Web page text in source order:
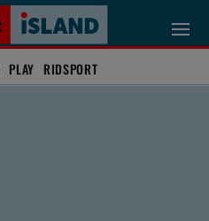
PLAY RIDSPORT